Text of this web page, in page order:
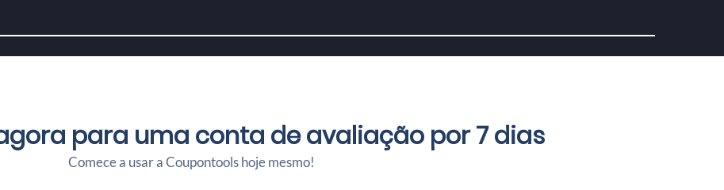
para uma conta de avaliação por 7 dias
Comece a usar a Coupontools hoje mesmo!